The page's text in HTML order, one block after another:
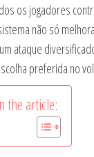
os jogadores
não só
ataque
preferida no
the article: